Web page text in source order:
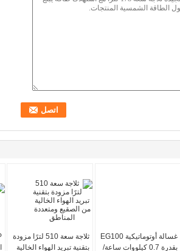
ثلاجة سعة 510 لترًا مزودة
بتقنية تبريد الهواء الخالية
غسالة أوتوماتيكية EG100
بقدرة 0.7 كيلووات ساعة/